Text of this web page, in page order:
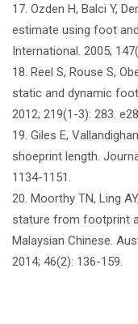
17. Ozden H, Balci Y,
estimate using foot
International. 2005;
18. Reel S, Rouse S,
static and dynamic
2012; 219(1-3): 283.
19. Giles E,
shoeprint length.
1134-1151.
20. Moorthy TN, Ling
stature from footprint
Malaysian Chinese.
2014; 46(2): 136-159.